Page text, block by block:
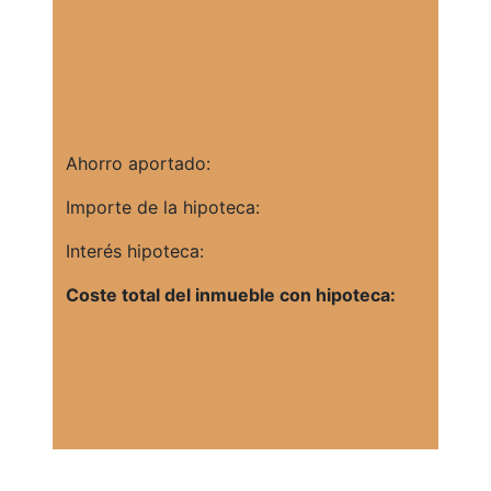
Ahorro aportado:
Importe de la hipoteca:
Interés hipoteca:
Coste total del inmueble con hipoteca: